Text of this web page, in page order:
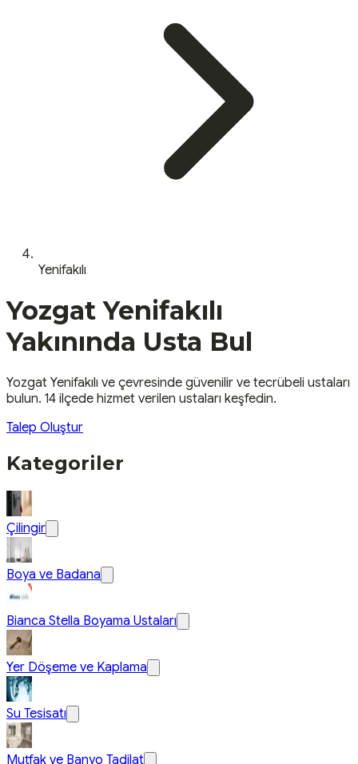
Yenifakılı
Yozgat Yenifakılı
Yakınında Usta Bul
Yozgat Yenifakılı ve çevresinde güvenilir ve tecrübeli ustaları
bulun. 14 ilçede hizmet verilen ustaları keşfedin.
Talep Oluştur
Kategoriler
Çilingir
Boya ve Badana
Bianca Stella Boyama Ustaları
Yer Döşeme ve Kaplama
Su Tesisatı
Mutfak ve Banyo Tadilat